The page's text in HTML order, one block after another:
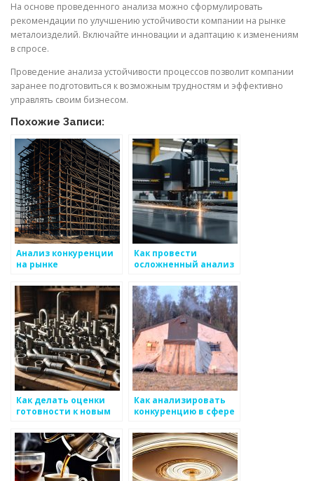
На основе проведенного анализа можно сформулировать
рекомендации по улучшению устойчивости компании на рынке
металоизделий. Включайте инновации и адаптацию к изменениям
в спросе.
Проведение анализа устойчивости процессов позволит компании
заранее подготовиться к возможным трудностям и эффективно
управлять своим бизнесом.
Похожие Записи:
Анализ конкуренции
на рынке
Как провести
осложненный анализ
металоизделий
Как делать оценки
готовности к новым
производстве
металоизделий
Как анализировать
конкуренцию в сфере